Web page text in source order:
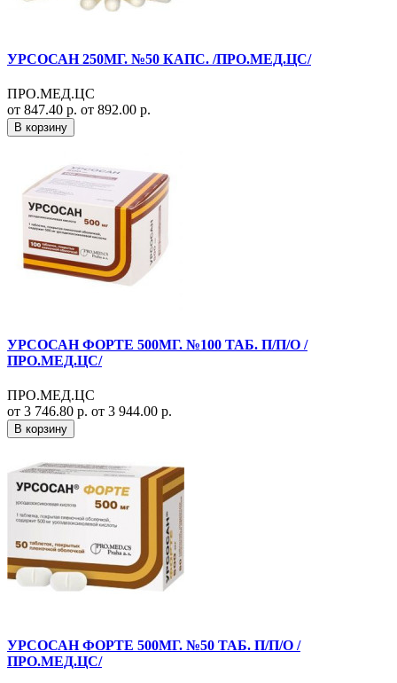
УРСОСАН 250МГ. №50 КАПС. /ПРО.МЕД.ЦС/
ПРО.МЕД.ЦС
от 847.40 р. от 892.00 р.
В корзину
УРСОСАН ФОРТЕ 500МГ. №100 ТАБ. П/П/О /
ПРО.МЕД.ЦС/
ПРО.МЕД.ЦС
от 3 746.80 р. от 3 944.00 р.
В корзину
УРСОСАН ФОРТЕ 500МГ. №50 ТАБ. П/П/О /
ПРО.МЕД.ЦС/